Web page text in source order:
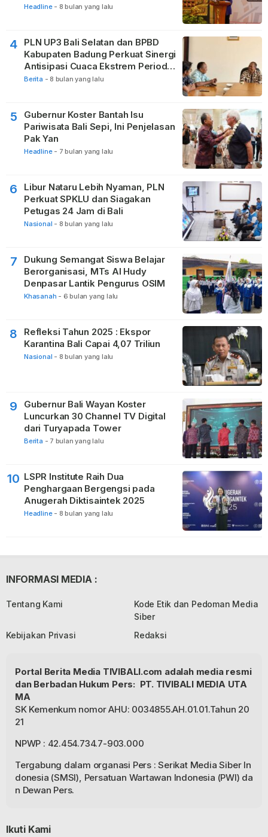
Headline - 8 bulan yang lalu
4
PLN UP3 Bali Selatan dan BPBD
Kabupaten Badung Perkuat Sinergi
Antisipasi Cuaca Ekstrem Periode
Nataru
Berita - 8 bulan yang lalu
5
Gubernur Koster Bantah Isu
Pariwisata Bali Sepi, Ini Penjelasan
Pak Yan
Headline - 7 bulan yang lalu
6
Libur Nataru Lebih Nyaman, PLN
Perkuat SPKLU dan Siagakan
Petugas 24 Jam di Bali
Nasional - 8 bulan yang lalu
7
Dukung Semangat Siswa Belajar
Berorganisasi, MTs Al Hudy
Denpasar Lantik Pengurus OSIM
Khasanah - 6 bulan yang lalu
8
Refleksi Tahun 2025 : Ekspor
Karantina Bali Capai 4,07 Triliun
Nasional - 8 bulan yang lalu
9
Gubernur Bali Wayan Koster
Luncurkan 30 Channel TV Digital
dari Turyapada Tower
Berita - 7 bulan yang lalu
10 LSPR Institute Raih Dua
Penghargaan Bergengsi pada
Anugerah Diktisaintek 2025
Headline - 8 bulan yang lalu
INFORMASI MEDIA :
Tentang Kami
Kode Etik dan Pedoman Media
Siber
Kebijakan Privasi
Redaksi
Portal Berita Media TIVIBALI.com adalah media resmi
dan Berbadan Hukum Pers: PT. TIVIBALI MEDIA UTA
MA
SK Kemenkum nomor AHU: 0034855.AH.01.01.Tahun 20
21
NPWP : 42.454.734.7-903.000
Tergabung dalam organasi Pers : Serikat Media Siber In
donesia (SMSI), Persatuan Wartawan Indonesia (PWI) da
n Dewan Pers.
Ikuti Kami